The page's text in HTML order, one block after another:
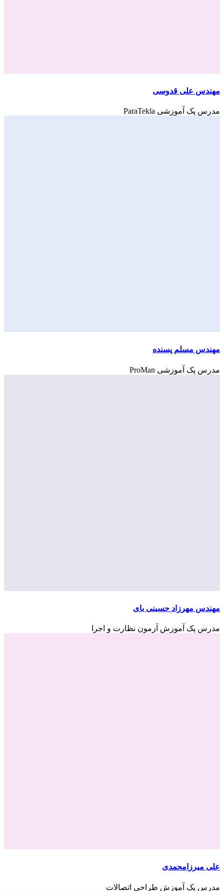
مهندس علی قدوسی
مدرس پک آموزشی ParaTekla
مهندس مسلم پسنده
مدرس پک آموزشی ProMan
مهندس مهرزاد حسینی بای
مدرس پک آموزش آزمون نظارت و اجرا
علی میرزامحمدی
مدرس پک آموزش طراحی اتصالات